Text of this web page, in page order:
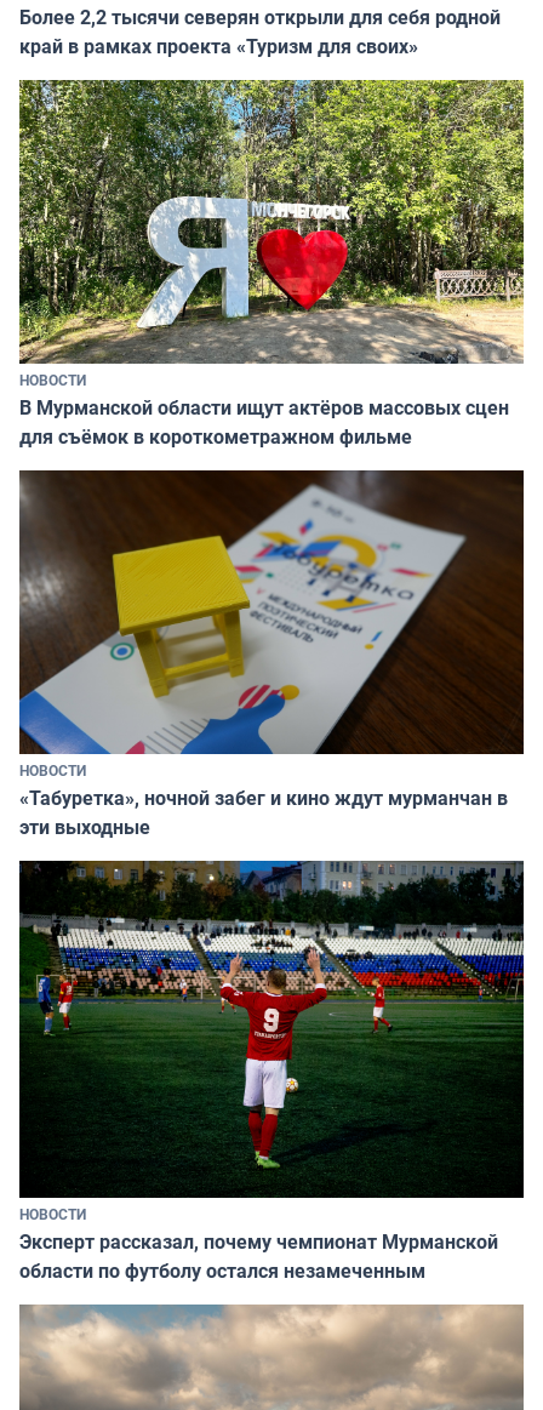
Более 2,2 тысячи северян открыли для себя родной
край в рамках проекта «Туризм для своих»
НОВОСТИ
В Мурманской области ищут актёров массовых сцен
для съёмок в короткометражном фильме
НОВОСТИ
«Табуретка», ночной забег и кино ждут мурманчан в
эти выходные
НОВОСТИ
Эксперт рассказал, почему чемпионат Мурманской
области по футболу остался незамеченным